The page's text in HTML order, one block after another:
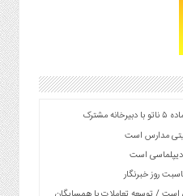
مدارس است
دیپلماسی است
روز خبرنگار